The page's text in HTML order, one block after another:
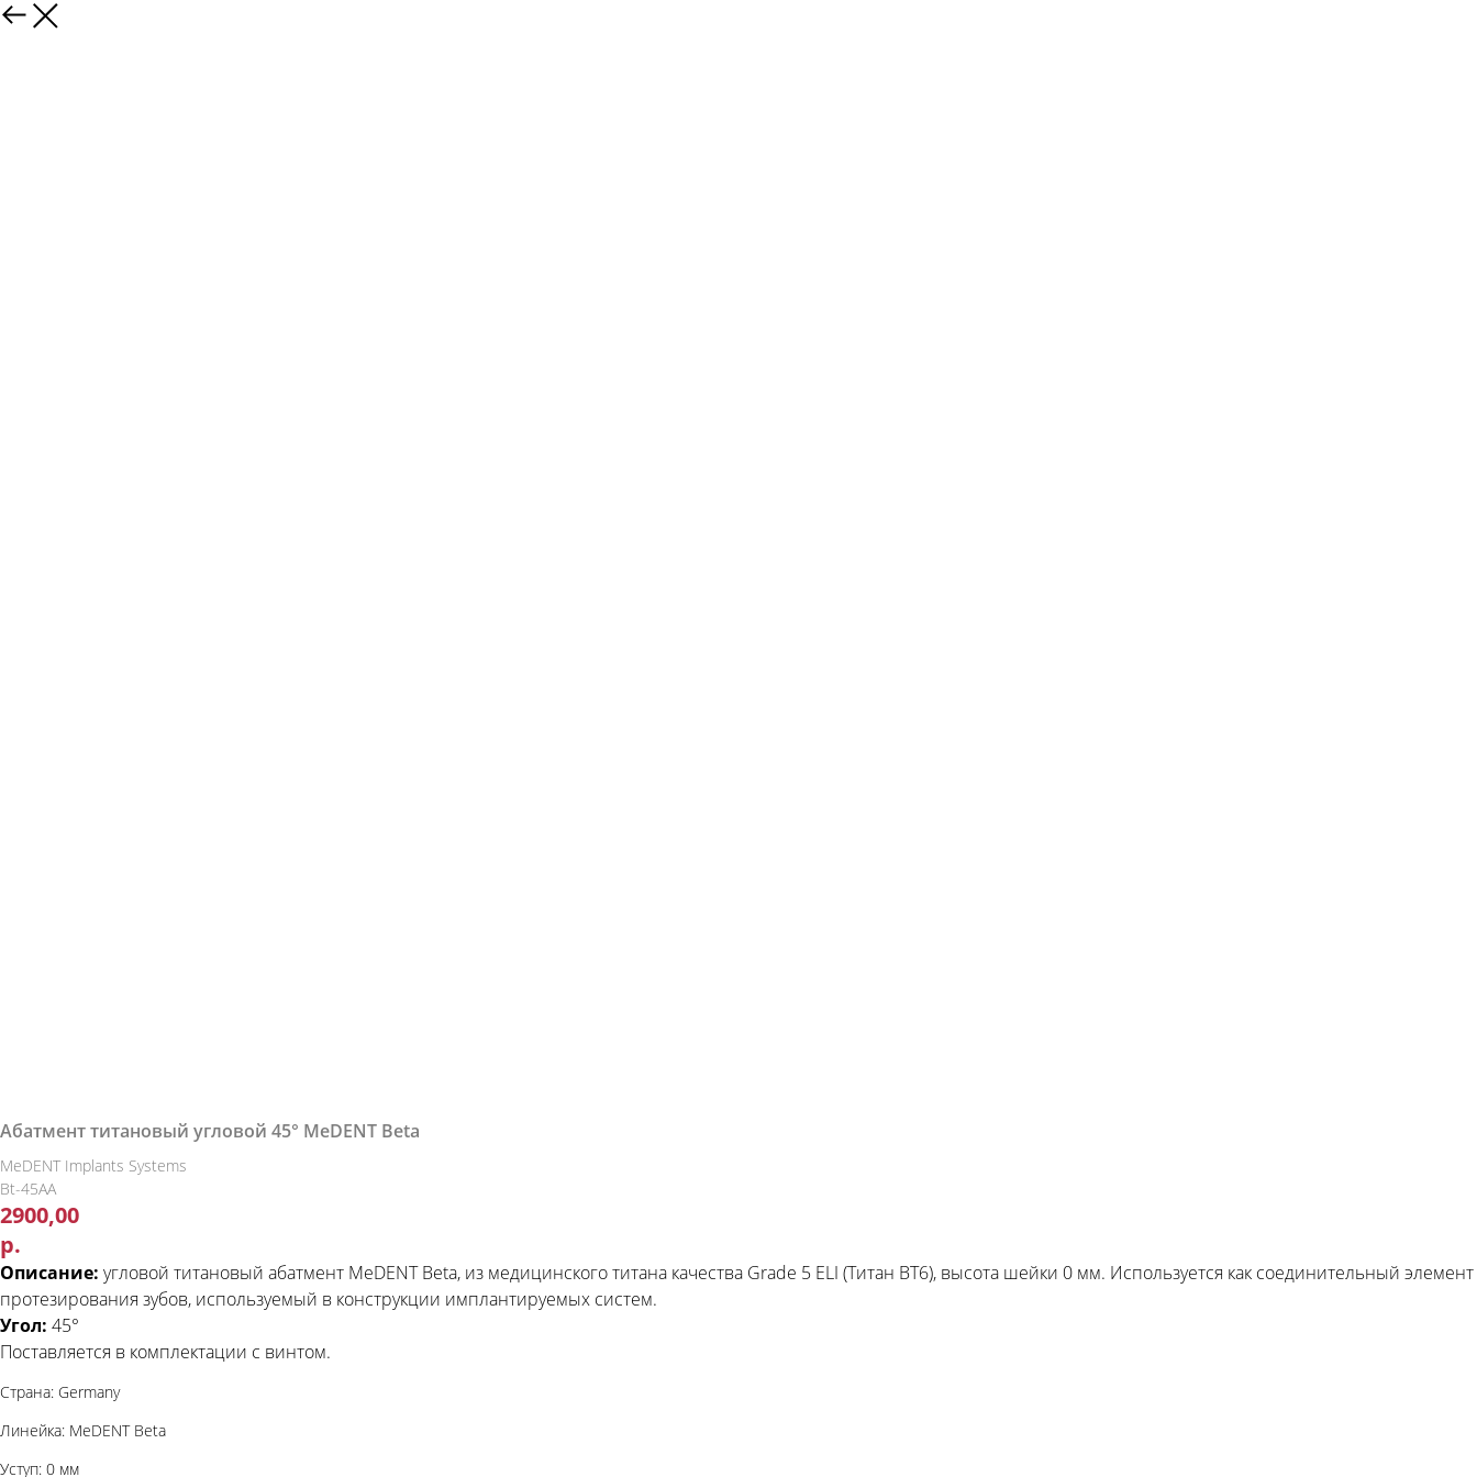
Абатмент титановый угловой 45° MeDENT Beta
MeDENT Implants Systems
Bt-45AA
2900,00
р.
Описание: угловой титановый абатмент MeDENT Beta, из медицинского титана качества Grade 5 ELI (Титан ВТ6), высота шейки 0 мм. Используется как соединительный элемент
протезирования зубов, используемый в конструкции имплантируемых систем.
Угол: 45°
Поставляется в комплектации с винтом.
Страна: Germany
Линейка: MeDENT Beta
Уступ: 0 мм